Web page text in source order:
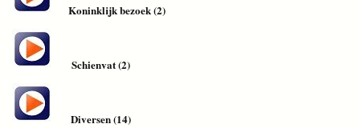
Koninklijk bezoek (2)
Schienvat (2)
Diversen (14)